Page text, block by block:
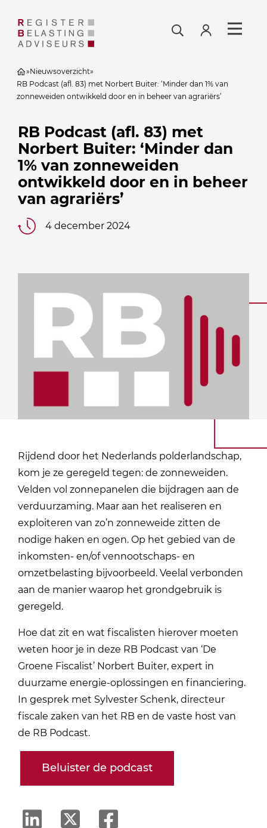
»Nieuwsoverzicht»
RB Podcast (afl. 83) met Norbert Buiter: ‘Minder dan 1% van
zonneweiden ontwikkeld door en in beheer van agrariërs’
RB Podcast (afl. 83) met
Norbert Buiter: ‘Minder dan
1% van zonneweiden
ontwikkeld door en in beheer
van agrariërs’
4 december 2024
Rijdend door het Nederlands polderlandschap,
kom je ze geregeld tegen: de zonneweiden.
Velden vol zonnepanelen die bijdragen aan de
verduurzaming. Maar aan het realiseren en
exploiteren van zo’n zonneweide zitten de
nodige haken en ogen. Op het gebied van de
inkomsten- en/of vennootschaps- en
omzetbelasting bijvoorbeeld. Veelal verbonden
aan de manier waarop het grondgebruik is
geregeld.
Hoe dat zit en wat fiscalisten hierover moeten
weten hoor je in deze RB Podcast van ‘De
Groene Fiscalist’ Norbert Buiter, expert in
duurzame energie-oplossingen en financiering.
In gesprek met Sylvester Schenk, directeur
fiscale zaken van het RB en de vaste host van
de RB Podcast.
Beluister de podcast